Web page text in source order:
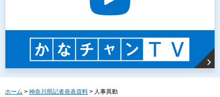
ホーム > 神奈川県記者発表資料 > 人事異動